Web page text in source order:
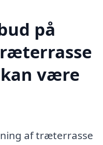
på
være
af træterrasse